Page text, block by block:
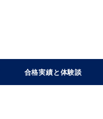
合格実績と体験談